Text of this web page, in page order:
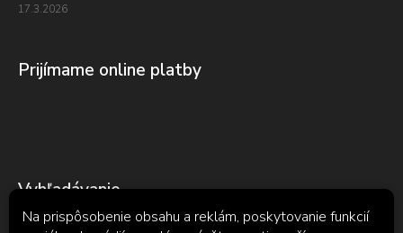
Na prispôsobenie obsahu a reklám, poskytovanie funkcií
17.3.2026
Prijímame online platby
Vyhľadávanie